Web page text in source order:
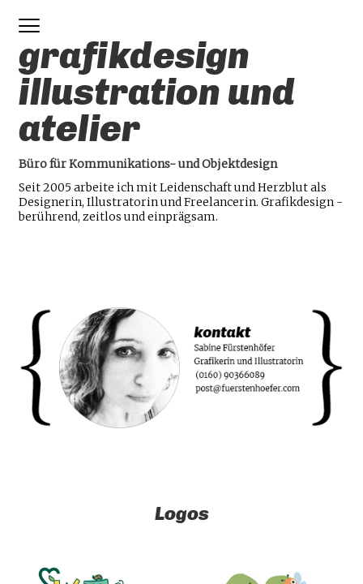
CORPORATE DESIGN
PRINT
ILLUSTRATION
PLAKATE
LOGOS
WEIHNACHTSKARTEN &
EINLADUNGEN
grafikdesign
illustration und
atelier
Büro für Kommunikations- und Objektdesign
Seit 2005 arbeite ich mit Leidenschaft und Herzblut als
Designerin, Illustratorin und Freelancerin. Grafikdesign -
berührend, zeitlos und einprägsam.
Logos